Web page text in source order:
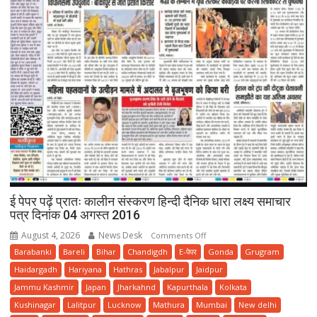
ई पेपर पढ़ें प्रातः कालीन संस्करण हिन्दी दैनिक धारा लक्ष्य समाचार
पत्र दिनांक 04 अगस्त 2016
August 4, 2026 News Desk Comments Offon
ई
पेपर
पढ़ें
प्रातः
कालीन
Barabanki Bareli Bihar Chandigdh E-पेपर Gonda
Grugram
Haidargadh
Hariyana Hathras Jabalpur
Jaidpur
Jammu Kashmir
Japan Jharkahnd Kapurthala
Kolkata
Kushinagar
Lalitpur Lucknow Mathura Mumbai
New delhi